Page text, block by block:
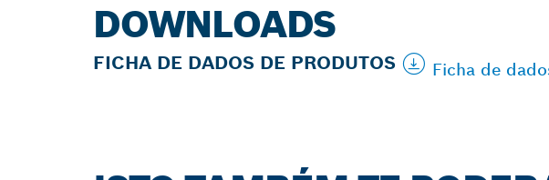
DOWNLOADS
FICHA DE DADOS DE PRODUTOS Ficha de